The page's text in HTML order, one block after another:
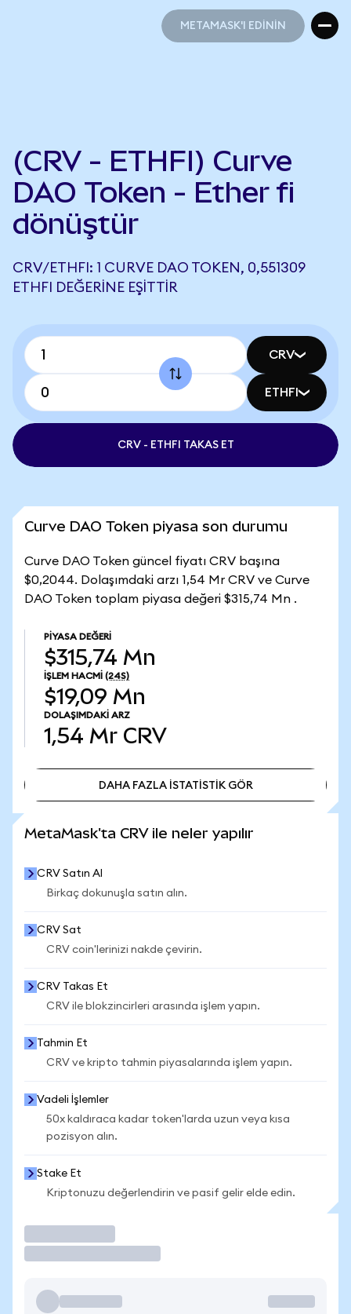
METAMASK'I EDİNİN
(CRV - ETHFI) Curve
DAO Token - Ether fi
dönüştür
CRV/ETHFI: 1 CURVE DAO TOKEN, 0,551309
ETHFI DEĞERINE EŞITTIR
CRV
ETHFI
CRV - ETHFI TAKAS ET
Curve DAO Token piyasa son durumu
Curve DAO Token güncel fiyatı CRV başına
$0,2044. Dolaşımdaki arzı 1,54 Mr CRV ve Curve
DAO Token toplam piyasa değeri $315,74 Mn .
PIYASA DEĞERI
$315,74 Mn
İŞLEM HACMI (24S)
$19,09 Mn
DOLAŞIMDAKI ARZ
1,54 Mr CRV
DAHA FAZLA İSTATİSTİK GÖR
MetaMask'ta CRV ile neler yapılır
CRV Satın Al
Birkaç dokunuşla satın alın.
CRV Sat
CRV coin'lerinizi nakde çevirin.
CRV Takas Et
CRV ile blokzincirleri arasında işlem yapın.
Tahmin Et
CRV ve kripto tahmin piyasalarında işlem yapın.
Vadeli İşlemler
50x kaldıraca kadar token'larda uzun veya kısa
pozisyon alın.
Stake Et
Kriptonuzu değerlendirin ve pasif gelir elde edin.